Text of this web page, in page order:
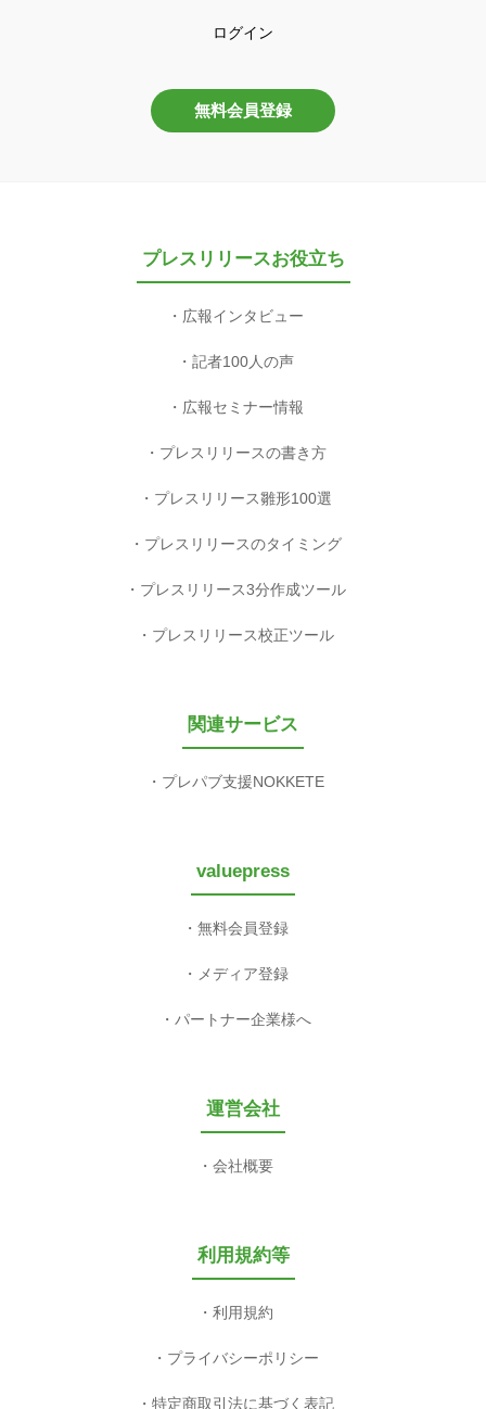
ログイン
無料会員登録
プレスリリースお役立ち
広報インタビュー
記者100人の声
広報セミナー情報
プレスリリースの書き方
プレスリリース雛形100選
プレスリリースのタイミング
プレスリリース3分作成ツール
プレスリリース校正ツール
関連サービス
プレパブ支援NOKKETE
valuepress
無料会員登録
メディア登録
パートナー企業様へ
運営会社
会社概要
利用規約等
利用規約
プライバシーポリシー
特定商取引法に基づく表記